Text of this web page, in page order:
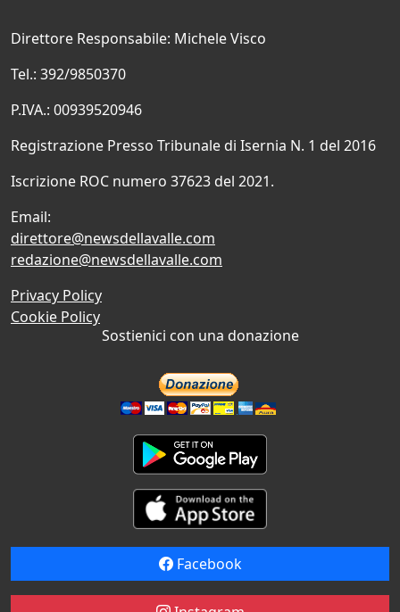
Direttore Responsabile: Michele Visco
Tel.: 392/9850370
P.IVA.: 00939520946
Registrazione Presso Tribunale di Isernia N. 1 del 2016
Iscrizione ROC numero 37623 del 2021.
Email:
direttore@newsdellavalle.com
redazione@newsdellavalle.com
Privacy Policy
Cookie Policy
Sostienici con una donazione
Facebook